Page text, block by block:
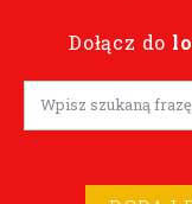
Dołącz do
Lorem ipsum